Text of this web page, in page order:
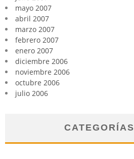
mayo 2007
abril 2007
marzo 2007
febrero 2007
enero 2007
diciembre 2006
noviembre 2006
octubre 2006
julio 2006
CATEGORÍAS